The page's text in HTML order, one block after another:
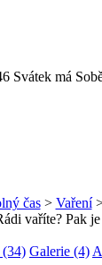
Svátek má
čas> Vaření
vaříte? Pak
Galerie (4)